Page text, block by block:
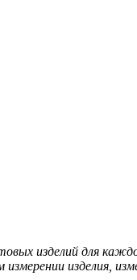
изделий для
изделия,